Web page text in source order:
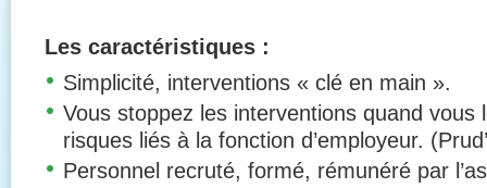
Les caractéristiques :
Simplicité, interventions « clé en main ».
Vous stoppez les interventions quand vous
risques liés à la fonction d’employeur.
Personnel recruté, formé, rémunéré par